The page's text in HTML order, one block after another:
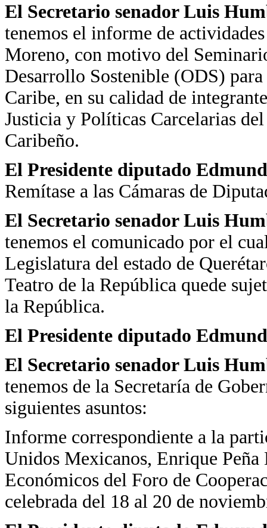
El Secretario senador Luis
tenemos el informe de
Moreno, con motivo del
Desarrollo Sostenible (ODS)
Caribe, en su calidad de
Justicia y Políticas Carcelarias
Caribeño.
El Presidente diputado
Remítase a las Cámaras de
El Secretario senador Luis
tenemos el comunicado por el
Legislatura del estado de
Teatro de la República quede
la República.
El Presidente diputado
El Secretario senador Luis
tenemos de la Secretaría de
siguientes asuntos:
Informe correspondiente a la
Unidos Mexicanos, Enrique
Económicos del Foro de
celebrada del 18 al 20 de